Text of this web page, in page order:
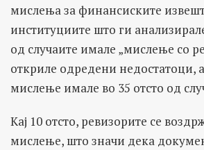
мислења за финансиските
институциите што ги
од случаите имале „мислење со
откриле одредени недостатоци,
мислење имале во 35 отсто од
Кај 10 отсто, ревизорите се
мислење, што значи дека